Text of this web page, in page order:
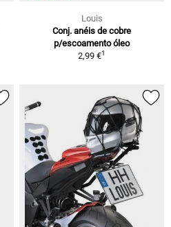
Louis
Conj. anéis de cobre
p/escoamento óleo
2,99 €1